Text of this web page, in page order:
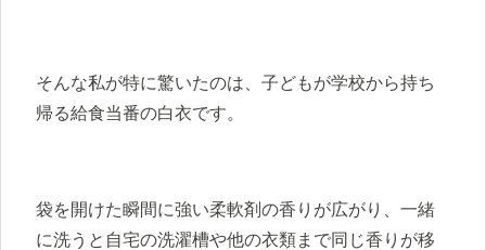
そんな私が特に驚いたのは、子どもが学校から持ち
帰る給食当番の白衣です。
袋を開けた瞬間に強い柔軟剤の香りが広がり、一緒
に洗うと自宅の洗濯槽や他の衣類まで同じ香りが移